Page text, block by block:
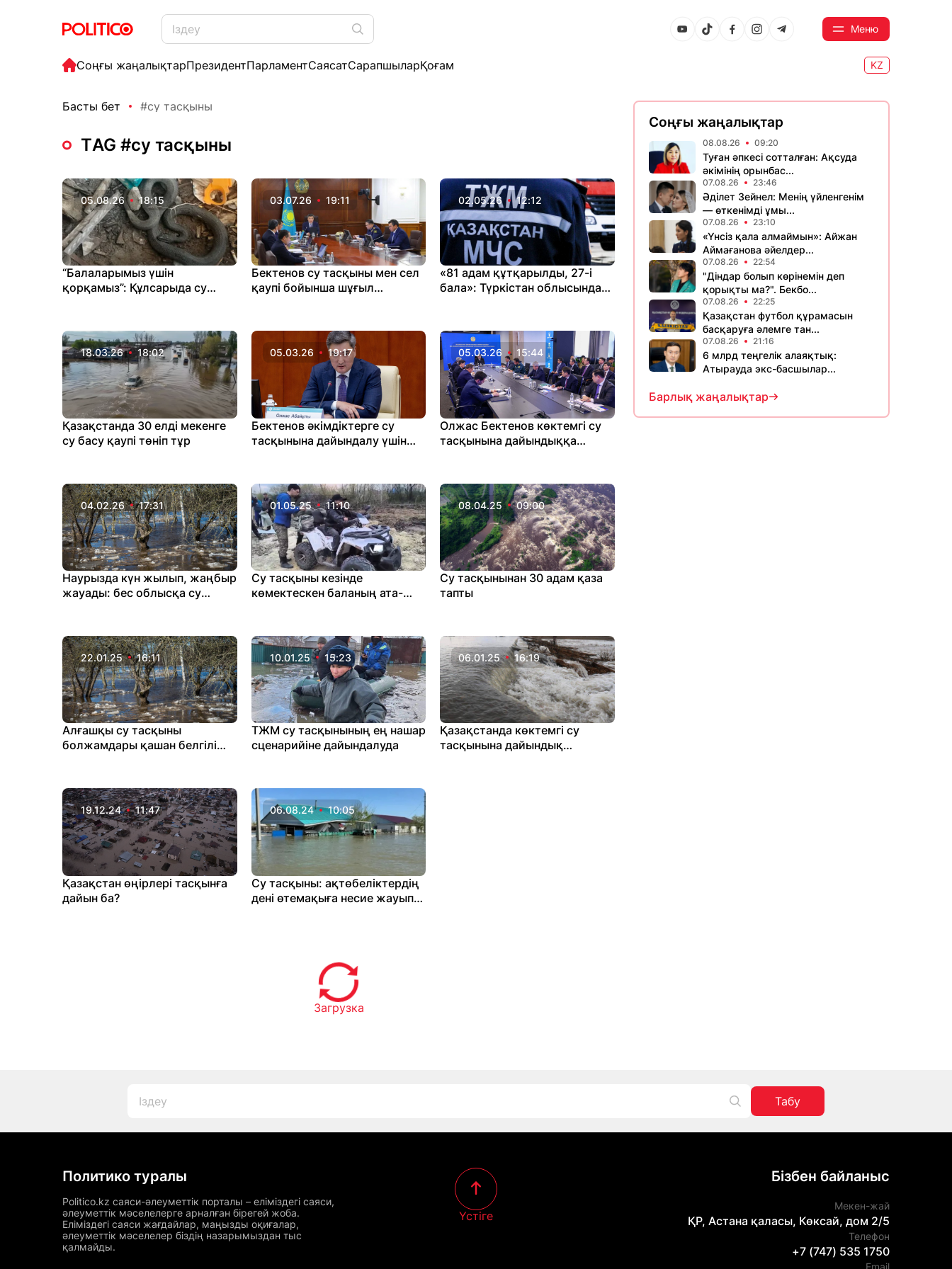
Меню
Соңғы жаңалықтарПрезидентПарламентСаясатСарапшыларҚоғам KZ
Басты бет #су тасқыны
ТAG #су тасқыны
05.08.26 18:15
“Балаларымыз үшін
қорқамыз”: Құлсарыда су
03.07.26 19:11
Бектенов су тасқыны мен сел
қаупі бойынша шұғыл
02.05.26 12:12
«81 адам құтқарылды, 27-і
бала»: Түркістан облысында
18.03.26 18:02
Қазақстанда 30 елді мекенге
су басу қаупі төніп тұр
05.03.26 19:17
Бектенов әкімдіктерге су
тасқынына дайындалу үшін
05.03.26 15:44
Олжас Бектенов көктемгі су
тасқынына дайындыққа
04.02.26 17:31
Наурызда күн жылып, жаңбыр
жауады: бес облысқа су
01.05.25 11:10
Су тасқыны кезінде
көмектескен баланың ата-
08.04.25 09:00
Су тасқынынан 30 адам қаза
тапты
22.01.25 16:11
Алғашқы су тасқыны
болжамдары қашан белгілі
10.01.25 15:23
ТЖМ су тасқынының ең нашар
сценарийіне дайындалуда
06.01.25 16:19
Қазақстанда көктемгі су
тасқынына дайындық
19.12.24 11:47
Қазақстан өңірлері тасқынға
дайын ба?
06.08.24 10:05
Су тасқыны: ақтөбеліктердің
дені өтемақыға несие жауып,
Загрузка
Соңғы жаңалықтар
08.08.26 09:20
Туған әпкесі сотталған: Ақсуда
әкімінің орынбас...
07.08.26 23:46
Әділет Зейнел: Менің үйленгенім
— өткенімді ұмы...
07.08.26 23:10
«Үнсіз қала алмаймын»: Айжан
Аймағанова әйелдер...
07.08.26 22:54
"Діндар болып көрінемін деп
қорықты ма?". Бекбо...
07.08.26 22:25
Қазақстан футбол құрамасын
басқаруға әлемге тан...
07.08.26 21:16
6 млрд теңгелік алаяқтық:
Атырауда экс-басшылар...
Барлық жаңалықтар
Табу
Политико туралы
Politico.kz саяси-әлеуметтік порталы – еліміздегі саяси,
әлеуметтік мәселелерге арналған бірегей жоба.
Еліміздегі саяси жағдайлар, маңызды оқиғалар,
әлеуметтік мәселелер біздің назарымыздан тыс
қалмайды.
Үстіге
Бізбен байланыс
Мекен-жай
ҚР, Астана қаласы, Көксай, дом 2/5
Телефон
+7 (747) 535 1750
Email